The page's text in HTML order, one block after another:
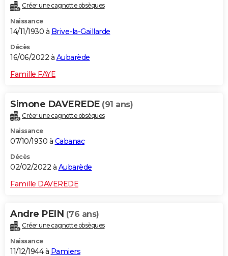
Créer une cagnotte obsèques
Naissance
14/11/1930 à Brive-la-Gaillarde
Décès
16/06/2022 à Aubarède
Famille FAYE
Simone DAVEREDE (91 ans)
Créer une cagnotte obsèques
Naissance
07/10/1930 à Cabanac
Décès
02/02/2022 à Aubarède
Famille DAVEREDE
Andre PEIN (76 ans)
Créer une cagnotte obsèques
Naissance
11/12/1944 à Pamiers